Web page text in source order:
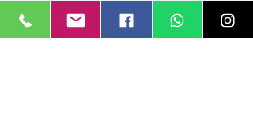
המפגשים בלעדיים לבוגרי סדנאות רודפי הכוכבים
בלבד!